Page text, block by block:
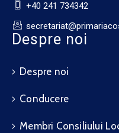
+40 241 734342
Despre noi
Despre noi
Conducere
Membri Consiliului